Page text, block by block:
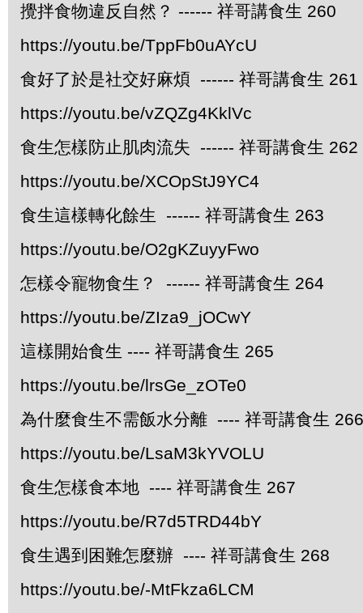
攪拌食物違反自然？ ------ 祥哥講食生 260
https://youtu.be/TppFb0uAYcU
食好了於是社交好麻煩 ------ 祥哥講食生 261
https://youtu.be/vZQZg4KklVc
食生怎樣防止肌肉流失 ------ 祥哥講食生 262
https://youtu.be/XCOpStJ9YC4
食生這樣轉化餘生 ------ 祥哥講食生 263
https://youtu.be/O2gKZuyyFwo
怎樣令寵物食生？ ------ 祥哥講食生 264
https://youtu.be/ZIza9_jOCwY
這樣開始食生 ---- 祥哥講食生 265
https://youtu.be/lrsGe_zOTe0
為什麼食生不需飯水分離 ---- 祥哥講食生 266
https://youtu.be/LsaM3kYVOLU
食生怎樣食本地 ---- 祥哥講食生 267
https://youtu.be/R7d5TRD44bY
食生遇到困難怎麼辦 ---- 祥哥講食生 268
https://youtu.be/-MtFkza6LCM